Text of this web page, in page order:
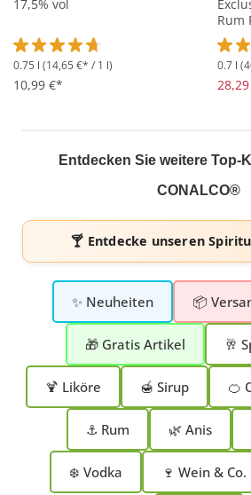
17,5% vol
Durchschnittliche Bewertung von 4.6
0.75 l (14,65 €* / 1 l)
10,99 €*
Rum
40%
0.7 l
Entdecken Sie weitere Top-
CONALCO®
🍸 Entdecke unseren
✨ Neuheiten 📦
🎁 Gratis Artikel 🥂
🍹 Liköre 🍯 Sirup 🍊
⚓ Rum 🌿 Anis
❄️ Vodka 🍷 Wein & Co.